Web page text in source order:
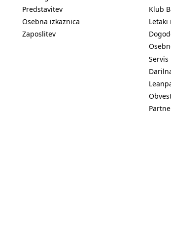
Predstavitev
Osebna izkaznica
Zaposlitev
Klub
Letaki
Servis